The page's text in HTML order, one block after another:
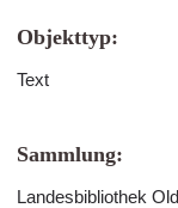
Objekttyp:
Text
Sammlung:
Landesbibliothek